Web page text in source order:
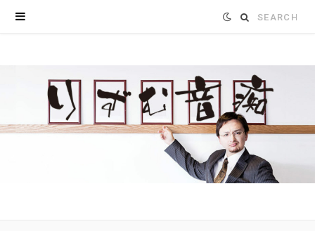
Search